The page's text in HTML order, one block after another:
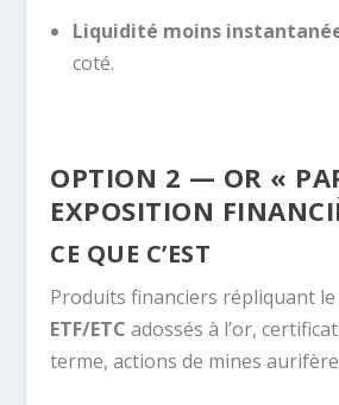
Liquidité moins
coté.
OPTION 2 — OR «
EXPOSITION
CE QUE C’EST
Produits financiers répliquant le
ETF/ETC adossés à l’or,
terme, actions de mines